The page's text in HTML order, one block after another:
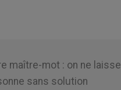
maître-mot : on ne laisse
sans solution